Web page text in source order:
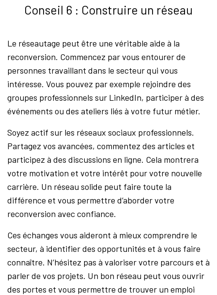
Conseil 6 : Construire un réseau
Le réseautage peut être une véritable aide à la
reconversion. Commencez par vous entourer de
personnes travaillant dans le secteur qui vous
intéresse. Vous pouvez par exemple rejoindre des
groupes professionnels sur LinkedIn, participer à des
événements ou des ateliers liés à votre futur métier.
Soyez actif sur les réseaux sociaux professionnels.
Partagez vos avancées, commentez des articles et
participez à des discussions en ligne. Cela montrera
votre motivation et votre intérêt pour votre nouvelle
carrière. Un réseau solide peut faire toute la
différence et vous permettre d’aborder votre
reconversion avec confiance.
Ces échanges vous aideront à mieux comprendre le
secteur, à identifier des opportunités et à vous faire
connaître. N’hésitez pas à valoriser votre parcours et à
parler de vos projets. Un bon réseau peut vous ouvrir
des portes et vous permettre de trouver un emploi